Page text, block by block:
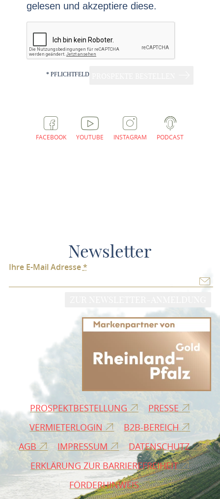
gelesen und akzeptiere diese.
* PFLICHTFELD
FACEBOOK YOUTUBE INSTAGRAM PODCAST
Newsletter
Ihre E-Mail Adresse*
PROSPEKTBESTELLUNG
PRESSE
VERMIETERLOGIN
B2B-BEREICH
AGB
IMPRESSUM
DATENSCHUTZ
ERKLÄRUNG ZUR BARRIEREFREIHEIT
FÖRDERHINWEIS